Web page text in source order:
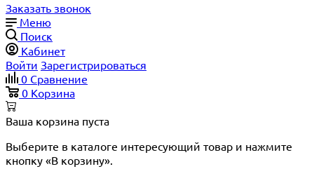
Заказать звонок
Меню
Поиск
Кабинет
Войти Зарегистрироваться
0 Сравнение
0 Корзина
Ваша корзина пуста
Выберите в каталоге интересующий товар и нажмите
кнопку «В корзину».